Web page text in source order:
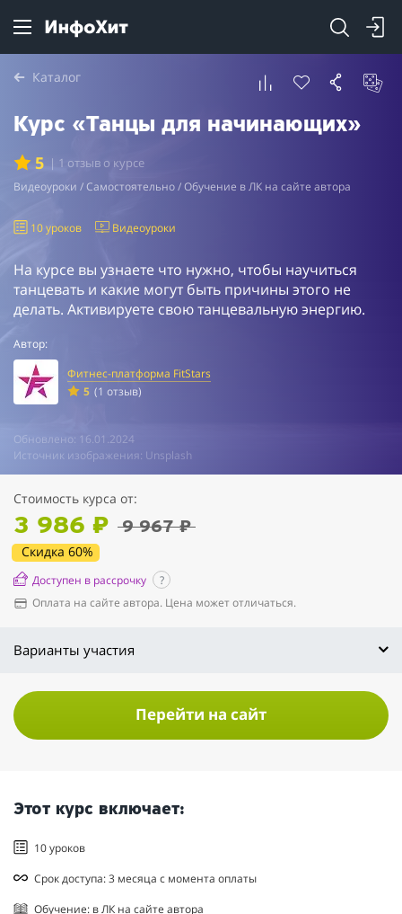
Каталог
Курс «Танцы для начинающих»
5 | 1 отзыв о курсе
Видеоуроки / Самостоятельно / Обучение в ЛК на сайте автора
10 уроков Видеоуроки
На курсе вы узнаете что нужно, чтобы научиться
танцевать и какие могут быть причины этого не
делать. Активируете свою танцевальную энергию.
Автор:
Фитнес-платформа FitStars
5 (1 отзыв)
Обновлено: 16.01.2024
Источник изображения: Unsplash
Стоимость курса от:
3 986 ₽ 9 967 ₽
Скидка 60%
Доступен в рассрочку
?
Оплата на сайте автора. Цена может отличаться.
Варианты участия
Перейти на сайт
Этот курс включает:
10 уроков
Срок доступа: 3 месяца с момента оплаты
Обучение: в ЛК на сайте автора